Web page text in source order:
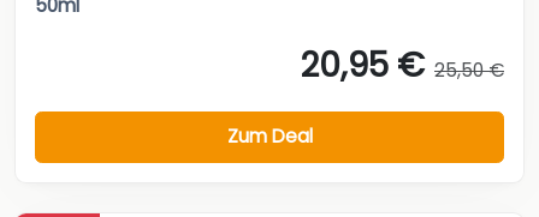
50ml
20,95 € 25,50 €
Zum Deal